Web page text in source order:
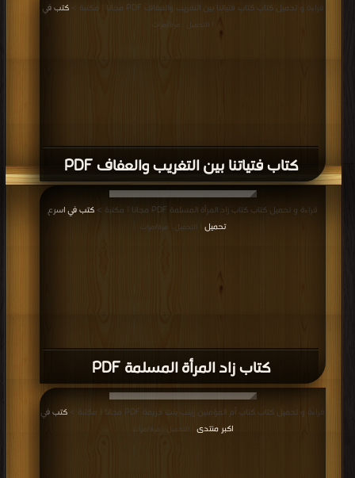
كتاب فتياتنا بين التغريب والعفاف PDF
قراءة و تحميل كتاب كتاب فتياتنا بين التغريب والعفاف PDF مجانا | مكتبة > كتب في
| التحميل : مرة/مرات
كتاب زاد المرأة المسلمة PDF
قراءة و تحميل كتاب كتاب زاد المرأة المسلمة PDF مجانا | مكتبة >
كتب في اسرع
تحميل
| التحميل : مرة/مرات
قراءة و تحميل كتاب كتاب أم المؤمنين زينب بنت خزيمة PDF مجانا | مكتبة >
كتب في
اكبر منتدى
| التحميل : مرة/مرات